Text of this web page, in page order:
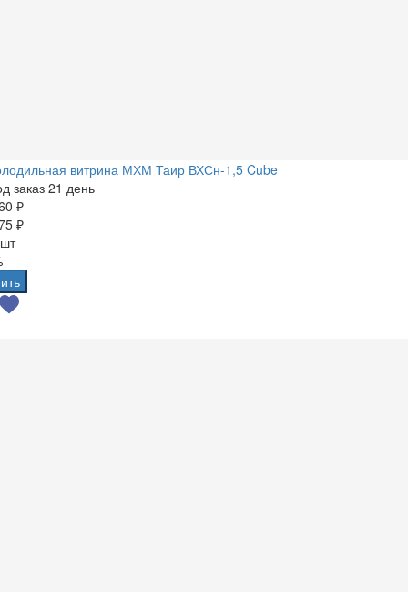
витрина МХМ Таир ВХСн-1,5 Cube
заказ 21 день
₽
₽